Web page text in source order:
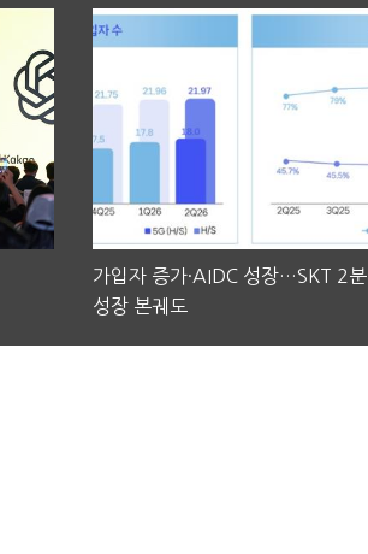
가입자 증가·AIDC 성장…SKT 2
성장 본궤도